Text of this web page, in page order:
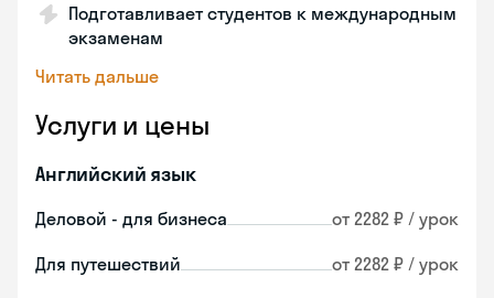
Подготавливает студентов к международным
экзаменам
Читать дальше
Услуги и цены
Английский язык
Деловой - для бизнеса от 2282 ₽ / урок
Для путешествий от 2282 ₽ / урок